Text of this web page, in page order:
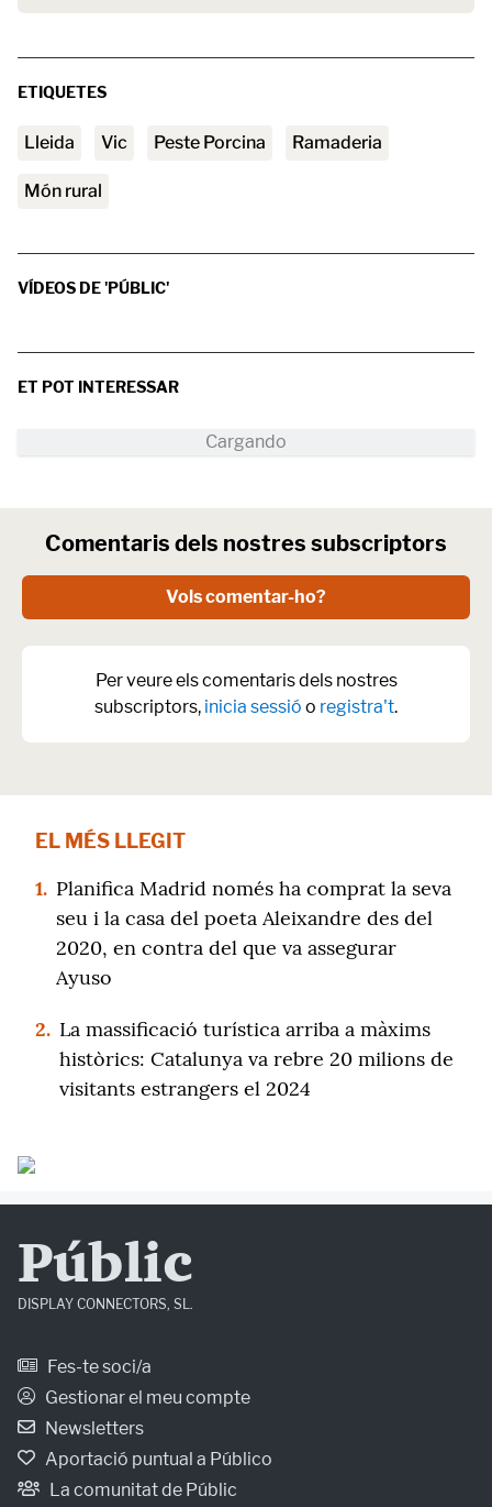
ETIQUETES
Lleida Vic Peste Porcina ramaderia
Món rural
VÍDEOS DE 'PÚBLIC'
ET POT INTERESSAR
Comentaris dels nostres subscriptors
Vols comentar-ho?
Per veure els comentaris dels nostres
subscriptors, inicia sessió o registra't.
EL MÉS LLEGIT
1. Planifica Madrid només ha comprat la seva
seu i la casa del poeta Aleixandre des del
2020, en contra del que va assegurar
Ayuso
2. La massificació turística arriba a màxims
històrics: Catalunya va rebre 20 milions de
visitants estrangers el 2024
Públic
DISPLAY CONNECTORS, SL.
Fes-te soci/a
Gestionar el meu compte
Newsletters
Aportació puntual a Público
La comunitat de Públic